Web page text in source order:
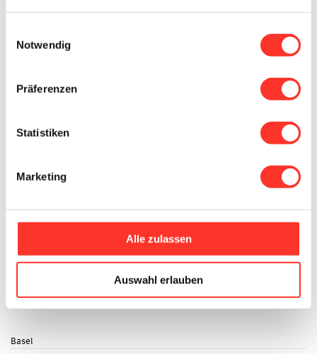
Notwendig
Präferenzen
Statistiken
Marketing
Alle zulassen
Auswahl erlauben
Einsatzmodelle
Bewerben
Basel